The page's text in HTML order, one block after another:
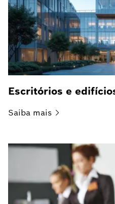
Escritórios e
Saiba mais